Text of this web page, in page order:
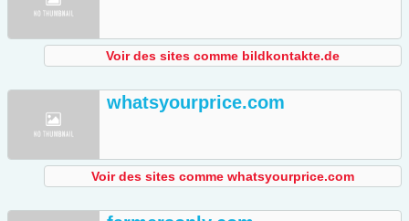
Voir des sites comme bildkontakte.de
whatsyourprice.com
Voir des sites comme whatsyourprice.com